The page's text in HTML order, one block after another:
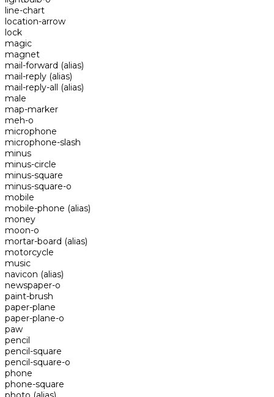
line-chart
location-arrow
lock
magic
magnet
mail-forward (alias)
mail-reply (alias)
mail-reply-all (alias)
male
map-marker
meh-o
microphone
microphone-slash
minus
minus-circle
minus-square
minus-square-o
mobile
mobile-phone (alias)
money
moon-o
mortar-board (alias)
motorcycle
music
navicon (alias)
newspaper-o
paint-brush
paper-plane
paper-plane-o
paw
pencil
pencil-square
pencil-square-o
phone
phone-square